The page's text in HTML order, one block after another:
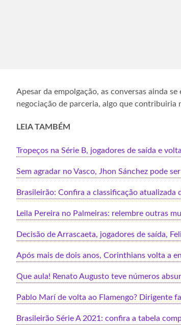
Apesar da empolgação, as conversas ainda
negociação de parceria, algo que
LEIA TAMBÉM
Tropeços na Série B, jogadores de saída e
Sem agradar no Vasco, Jhon Sánchez pode
Brasileirão: Confira a classificação atualizada
Leila Pereira no Palmeiras: relembre outras
Decisão de Arrascaeta, jogadores de saída,
Após mais de dois anos, Corinthians volta a
Que aula! Renato Augusto teve números
Pablo Marí de volta ao Flamengo? Dirigente
Brasileirão Série A 2021: confira a tabela